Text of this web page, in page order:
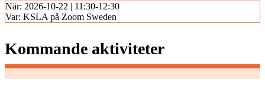
När: 2026-10-22 | 11:30-12:30
Var: KSLA på Zoom Sweden
Kommande aktiviteter